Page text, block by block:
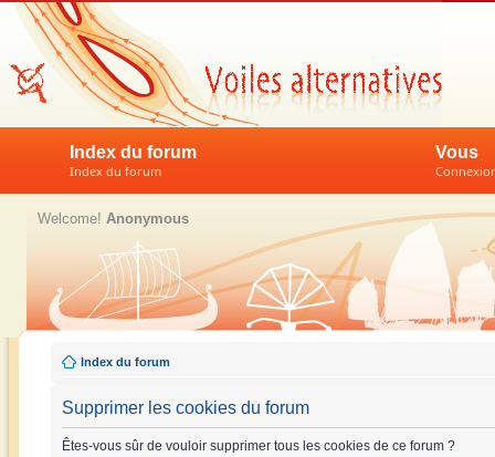
Index du forum
Index du forum
Vous
Welcome! Anonymous
Index du forum
Supprimer les cookies du forum
Êtes-vous sûr de vouloir supprimer tous les cookies de ce forum ?